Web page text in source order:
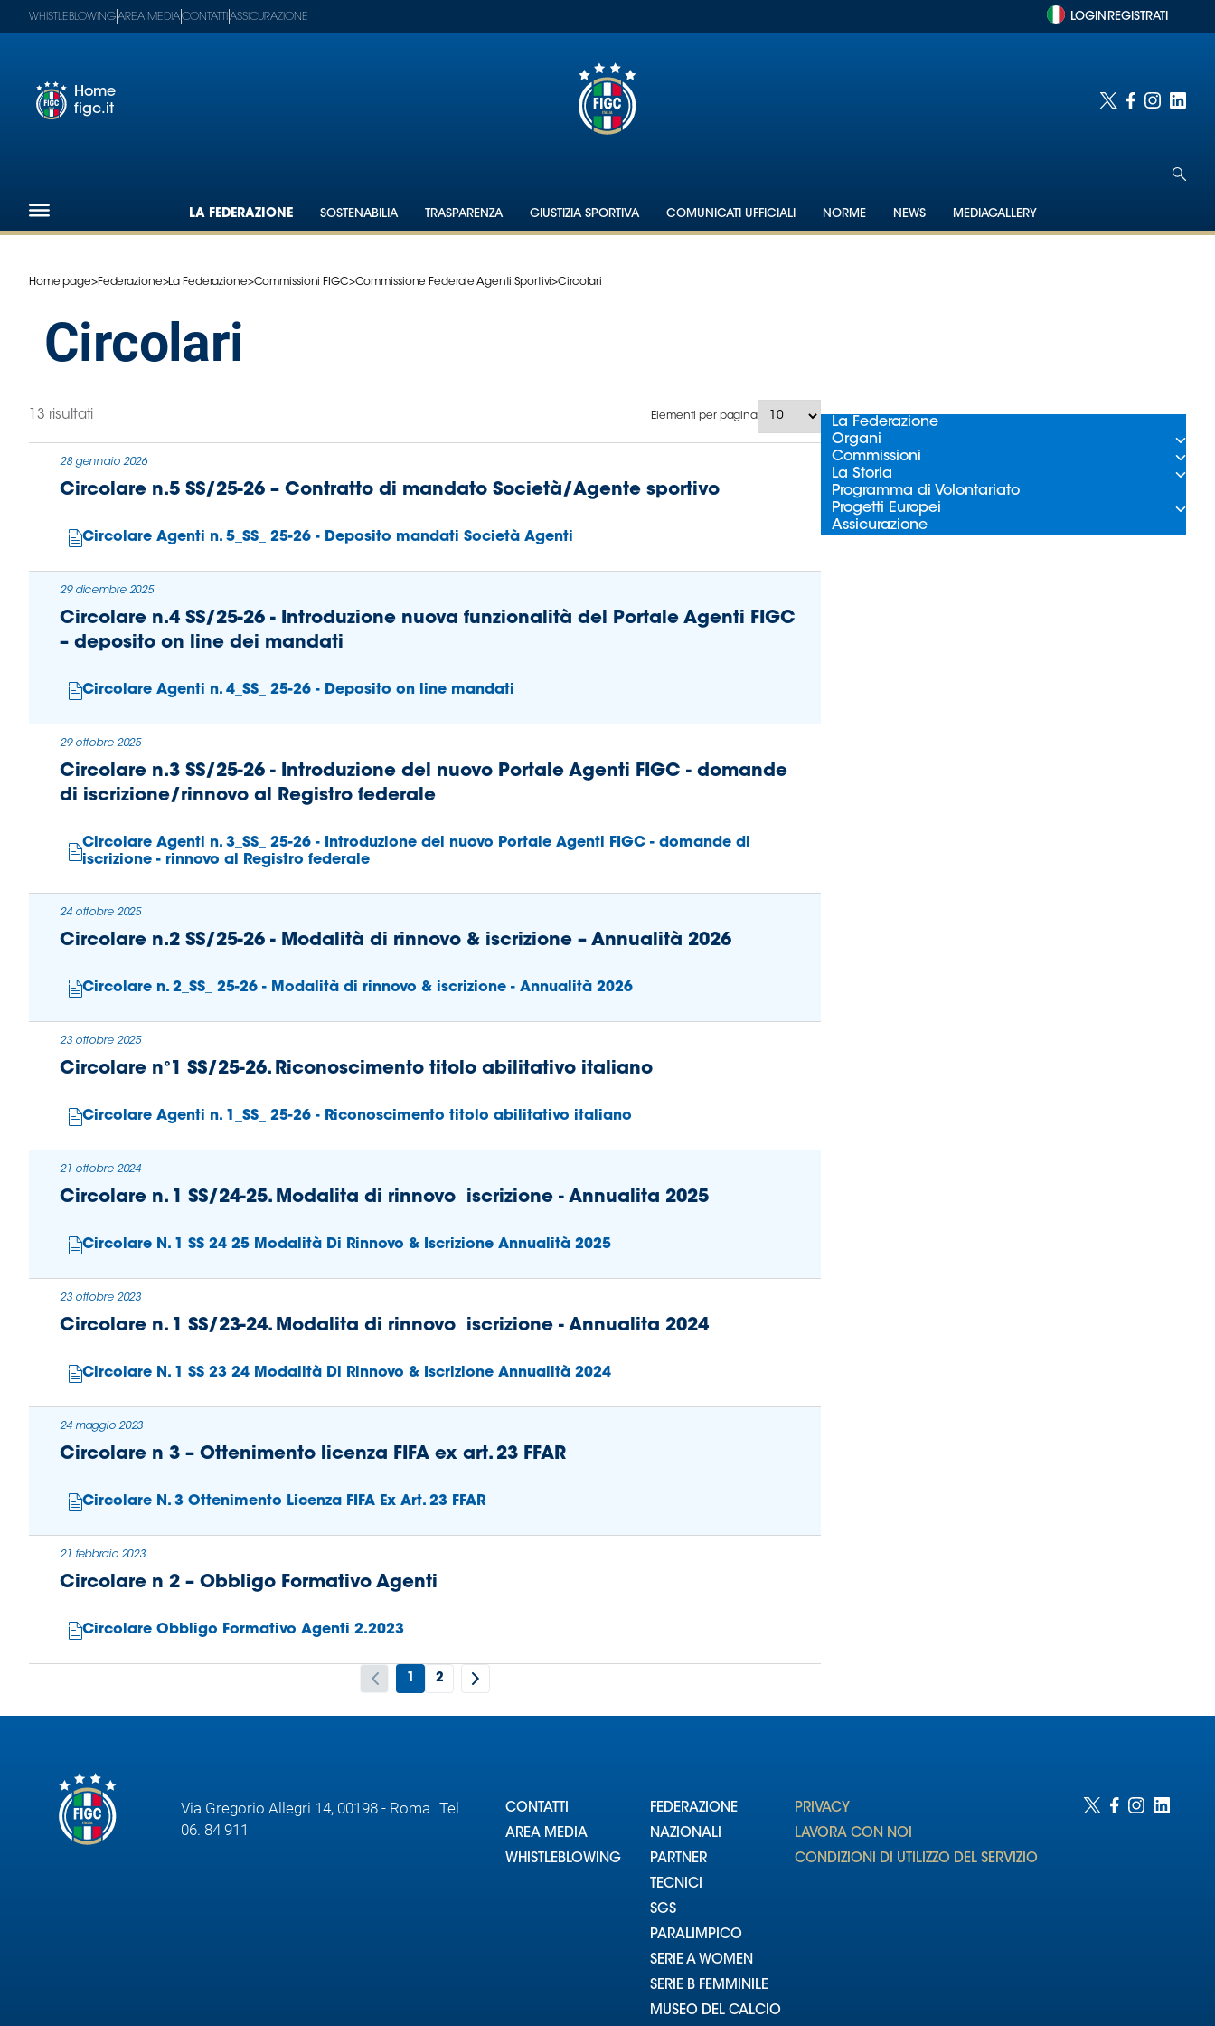
Nazionali
Assicurazione
Whistleblowing
Assicurazione
Social media
WHISTLEBLOWINGAREA MEDIACONTATTI ASSICURAZIONE LOGIN REGISTRATI
Home
figc.it
LA FEDERAZIONE SOSTENABILIA TRASPARENZA GIUSTIZIA SPORTIVA COMUNICATI UFFICIALI NORME NEWS MEDIAGALLERY
Home page>Federazione>La Federazione>Commissioni FIGC>Commissione Federale Agenti Sportivi>Circolari
Circolari
13 risultati Elementi per pagina
Circolare n.5 SS/25-26 – Contratto di mandato Società/Agente sportivo
Circolare Agenti n. 5_SS_ 25-26 - Deposito mandati Società Agenti
28 gennaio 2026
Circolare n.4 SS/25-26 - Introduzione nuova funzionalità del Portale Agenti FIGC
– deposito on line dei mandati
Circolare Agenti n. 4_SS_ 25-26 - Deposito on line mandati
29 dicembre 2025
Circolare n.3 SS/25-26 - Introduzione del nuovo Portale Agenti FIGC - domande
di iscrizione/rinnovo al Registro federale
Circolare Agenti n. 3_SS_ 25-26 - Introduzione del nuovo Portale Agenti FIGC - domande di
iscrizione - rinnovo al Registro federale
29 ottobre 2025
Circolare n.2 SS/25-26 - Modalità di rinnovo & iscrizione – Annualità 2026
Circolare n. 2_SS_ 25-26 - Modalità di rinnovo & iscrizione - Annualità 2026
24 ottobre 2025
Circolare n°1 SS/25-26. Riconoscimento titolo abilitativo italiano
Circolare Agenti n. 1_SS_ 25-26 - Riconoscimento titolo abilitativo italiano
23 ottobre 2025
Circolare n. 1 SS/24-25. Modalita di rinnovo iscrizione - Annualita 2025
Circolare N. 1 SS 24 25 Modalità Di Rinnovo & Iscrizione Annualità 2025
21 ottobre 2024
Circolare n. 1 SS/23-24. Modalita di rinnovo iscrizione - Annualita 2024
Circolare N. 1 SS 23 24 Modalità Di Rinnovo & Iscrizione Annualità 2024
23 ottobre 2023
Circolare n 3 – Ottenimento licenza FIFA ex art. 23 FFAR
Circolare N. 3 Ottenimento Licenza FIFA Ex Art. 23 FFAR
24 maggio 2023
Circolare n 2 – Obbligo Formativo Agenti
Circolare Obbligo Formativo Agenti 2.2023
21 febbraio 2023
1 2
La Federazione
Organi
Commissioni
La Storia
Programma di Volontariato
Progetti Europei
Assicurazione
Via Gregorio Allegri 14, 00198 - Roma Tel
06. 84 911
CONTATTI
AREA MEDIA
WHISTLEBLOWING
FEDERAZIONE
NAZIONALI
PARTNER
TECNICI
SGS
PARALIMPICO
SERIE A WOMEN
SERIE B FEMMINILE
MUSEO DEL CALCIO
PRIVACY
LAVORA CON NOI
CONDIZIONI DI UTILIZZO DEL SERVIZIO